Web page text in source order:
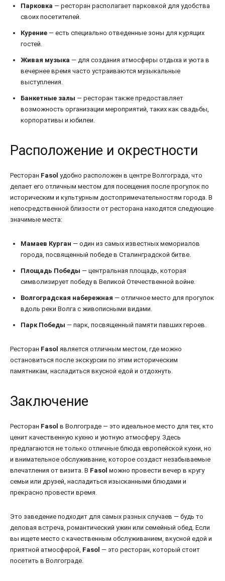
Парковка — ресторан располагает парковкой для удобства
своих посетителей.
Курение — есть специально отведенные зоны для курящих
гостей.
Живая музыка — для создания атмосферы отдыха и уюта в
вечернее время часто устраиваются музыкальные
выступления.
Банкетные залы — ресторан также предоставляет
возможность организации мероприятий, таких как свадьбы,
корпоративы и юбилеи.
Расположение и окрестности
Ресторан Fasol удобно расположен в центре Волгограда, что
делает его отличным местом для посещения после прогулок по
историческим и культурным достопримечательностям города. В
непосредственной близости от ресторана находятся следующие
значимые места:
Мамаев Курган — один из самых известных мемориалов
города, посвященный победе в Сталинградской битве.
Площадь Победы — центральная площадь, которая
символизирует победу в Великой Отечественной войне.
Волгоградская набережная — отличное место для прогулок
вдоль реки Волга с живописными видами.
Парк Победы — парк, посвященный памяти павших героев.
Ресторан Fasol является отличным местом, где можно
остановиться после экскурсии по этим историческим
памятникам, насладиться вкусной едой и отдохнуть.
Заключение
Ресторан Fasol в Волгограде — это идеальное место для тех, кто
ценит качественную кухню и уютную атмосферу. Здесь
предлагаются не только отличные блюда европейской кухни, но
и внимательное обслуживание, которое создаст незабываемые
впечатления от визита. В Fasol можно провести вечер в кругу
семьи или друзей, насладиться изысканными блюдами и
прекрасно провести время.
Это заведение подходит для самых разных случаев — будь то
деловая встреча, романтический ужин или семейный обед. Если
вы ищете место с качественным обслуживанием, вкусной едой и
приятной атмосферой, Fasol — это ресторан, который стоит
посетить в Волгограде.